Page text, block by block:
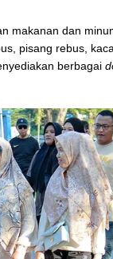
makanan dan
pisang rebus,
berbagai